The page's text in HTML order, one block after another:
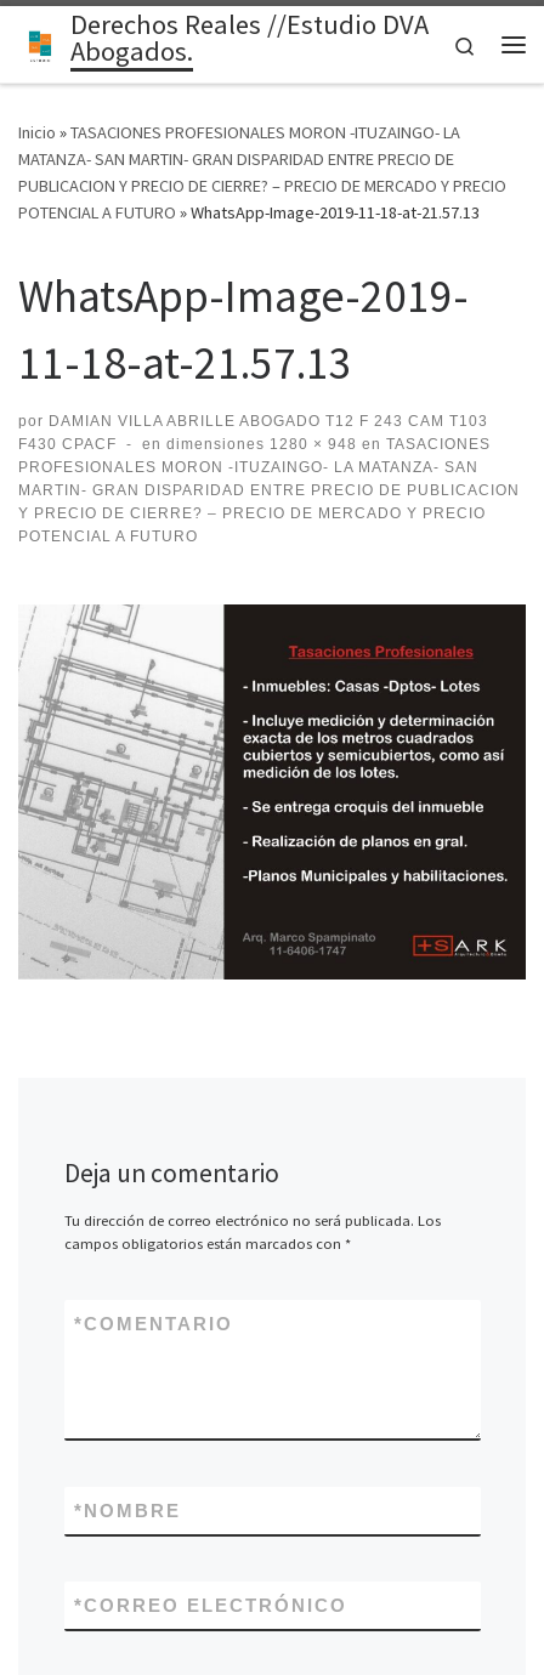
Saltar al contenido
Derechos Reales //Estudio DVA
Abogados.
Search
Inicio »TASACIONES PROFESIONALES MORON -ITUZAINGO- LA
MATANZA- SAN MARTIN- GRAN DISPARIDAD ENTRE PRECIO DE
PUBLICACION Y PRECIO DE CIERRE? – PRECIO DE MERCADO Y PRECIO
POTENCIAL A FUTURO »WhatsApp-Image-2019-11-18-at-21.57.13
WhatsApp-Image-2019-
11-18-at-21.57.13
por DAMIAN VILLA ABRILLE ABOGADO T12 F 243 CAM T103
F430 CPACF
- en dimensiones 1280 × 948 en TASACIONES
PROFESIONALES MORON -ITUZAINGO- LA MATANZA- SAN
MARTIN- GRAN DISPARIDAD ENTRE PRECIO DE PUBLICACION
Y PRECIO DE CIERRE? – PRECIO DE MERCADO Y PRECIO
POTENCIAL A FUTURO
Navegación de imágenes
Deja un comentario
Tu dirección de correo electrónico no será publicada. Los
campos obligatorios están marcados con *
COMENTARIO
*
NOMBRE
*
CORREO ELECTRÓNICO
*